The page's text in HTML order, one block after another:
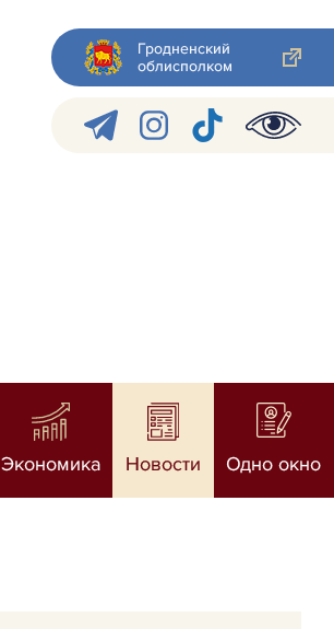
Гродненский
облисполком
Экономика Новости Одно окно